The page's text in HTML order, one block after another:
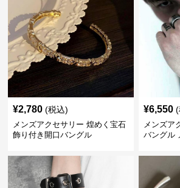
¥2,780 (税込)
メンズアクセサリー 煌めく宝石
飾り付き開口バングル
¥6,550 (
メンズア
バングル